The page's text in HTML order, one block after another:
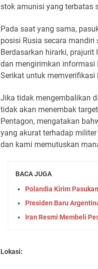
stok amunisi yang terbatas
Pada saat yang sama,
posisi Rusia secara
Berdasarkan hirarki, prajurit
dan mengirimkan informasi
Serikat untuk memverifikasi
Jika tidak mengembalikan
tidak akan menembak
Pentagon, mengatakan
yang akurat terhadap
dan kami memutuskan
BACA JUGA
Polandia Kirim
Presiden Baru
Iran Resmi Membeli
Lokasi: